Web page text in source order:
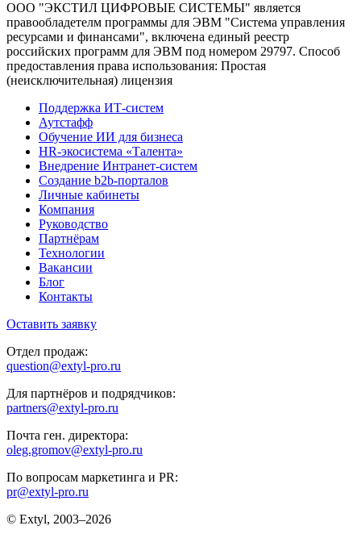
ООО "ЭКСТИЛ ЦИФРОВЫЕ СИСТЕМЫ" является
правообладетелм программы для ЭВМ "Система управления
ресурсами и финансами", включена единый реестр
российских программ для ЭВМ под номером 29797. Cпособ
предоставления права использования: Простая
(неисключительная) лицензия
Поддержка ИТ-систем
Аутстафф
Обучение ИИ для бизнеса
HR-экосистема «Талента»
Внедрение Интранет-систем
Создание b2b-порталов
Личные кабинеты
Компания
Руководство
Партнёрам
Технологии
Вакансии
Блог
Контакты
Оставить заявку
Отдел продаж:
question@extyl-pro.ru
Для партнёров и подрядчиков:
partners@extyl-pro.ru
Почта ген. директора:
oleg.gromov@extyl-pro.ru
По вопросам маркетинга и PR:
pr@extyl-pro.ru
© Extyl, 2003–2026